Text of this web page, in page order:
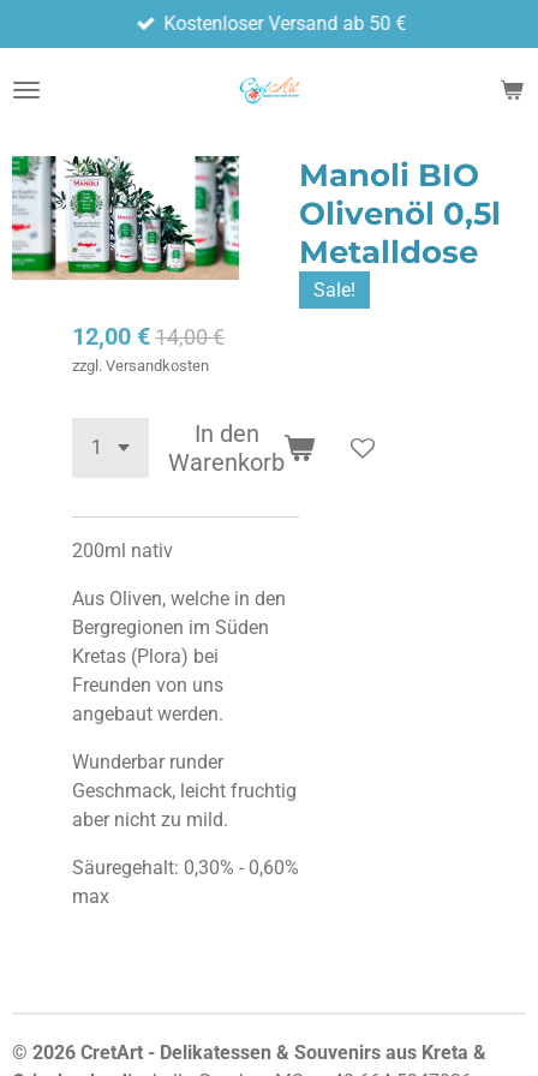
Hauptinhalt
springen
Kostenloser Versand ab 50 €
Manoli BIO
Olivenöl 0,5l
Metalldose
Sale!
12,00 €14,00 €
zzgl. Versandkosten
In den
Warenkorb
200ml nativ
Aus Oliven, welche in den
Bergregionen im Süden
Kretas (Plora) bei
Freunden von uns
angebaut werden.
Wunderbar runder
Geschmack, leicht fruchtig
aber nicht zu mild.
Säuregehalt: 0,30% - 0,60%
max
© 2026 CretArt - Delikatessen & Souvenirs aus Kreta &